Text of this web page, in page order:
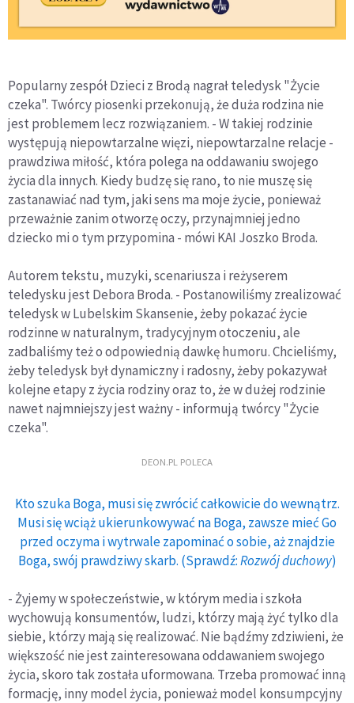
Popularny zespół Dzieci z Brodą nagrał teledysk "Życie
czeka". Twórcy piosenki przekonują, że duża rodzina nie
jest problemem lecz rozwiązaniem. - W takiej rodzinie
występują niepowtarzalne więzi, niepowtarzalne relacje -
prawdziwa miłość, która polega na oddawaniu swojego
życia dla innych. Kiedy budzę się rano, to nie muszę się
zastanawiać nad tym, jaki sens ma moje życie, ponieważ
przeważnie zanim otworzę oczy, przynajmniej jedno
dziecko mi o tym przypomina - mówi KAI Joszko Broda.
Autorem tekstu, muzyki, scenariusza i reżyserem
teledysku jest Debora Broda. - Postanowiliśmy zrealizować
teledysk w Lubelskim Skansenie, żeby pokazać życie
rodzinne w naturalnym, tradycyjnym otoczeniu, ale
zadbaliśmy też o odpowiednią dawkę humoru. Chcieliśmy,
żeby teledysk był dynamiczny i radosny, żeby pokazywał
kolejne etapy z życia rodziny oraz to, że w dużej rodzinie
nawet najmniejszy jest ważny - informują twórcy "Życie
czeka".
DEON.PL POLECA
Kto szuka Boga, musi się zwrócić całkowicie do wewnątrz.
Musi się wciąż ukierunkowywać na Boga, zawsze mieć Go
przed oczyma i wytrwale zapominać o sobie, aż znajdzie
Boga, swój prawdziwy skarb. (Sprawdź:Rozwój duchowy)
- Żyjemy w społeczeństwie, w którym media i szkoła
wychowują konsumentów, ludzi, którzy mają żyć tylko dla
siebie, którzy mają się realizować. Nie bądźmy zdziwieni, że
większość nie jest zainteresowana oddawaniem swojego
życia, skoro tak została uformowana. Trzeba promować inną
formację, inny model życia, ponieważ model konsumpcyjny